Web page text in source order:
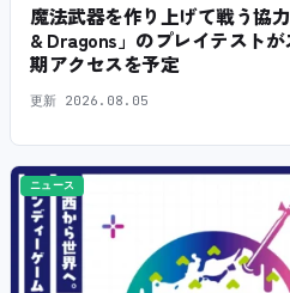
魔法武器を作り上げて戦う協
& Dragons」のプレイテスト
期アクセスを予定
更新 2026.08.05
ニュース